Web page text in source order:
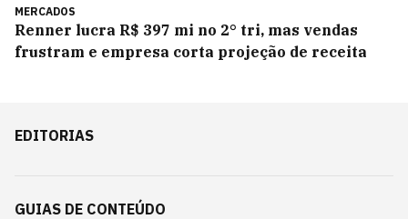
MERCADOS
Renner lucra R$ 397 mi no 2° tri, mas vendas
frustram e empresa corta projeção de receita
EDITORIAS
GUIAS DE CONTEÚDO